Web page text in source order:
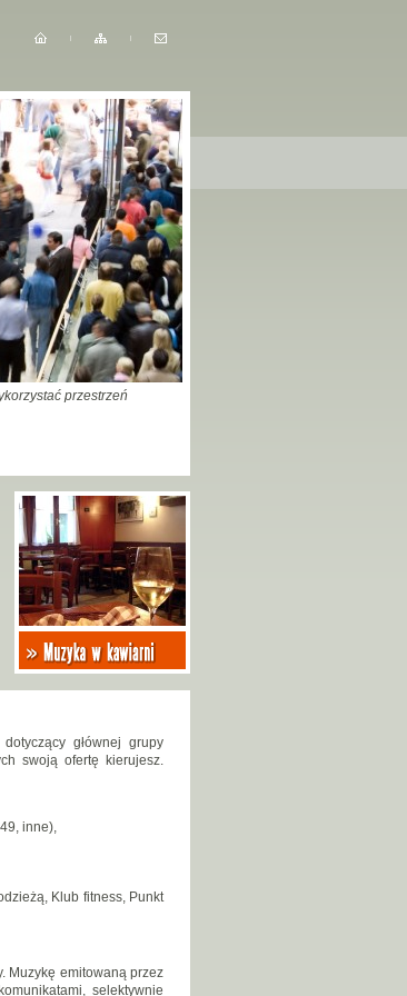
przestrzeń
głównej grupy
swoją ofertę kierujesz.
inne),
Klub fitness, Punkt
Muzykę emitowaną przez
selektywnie